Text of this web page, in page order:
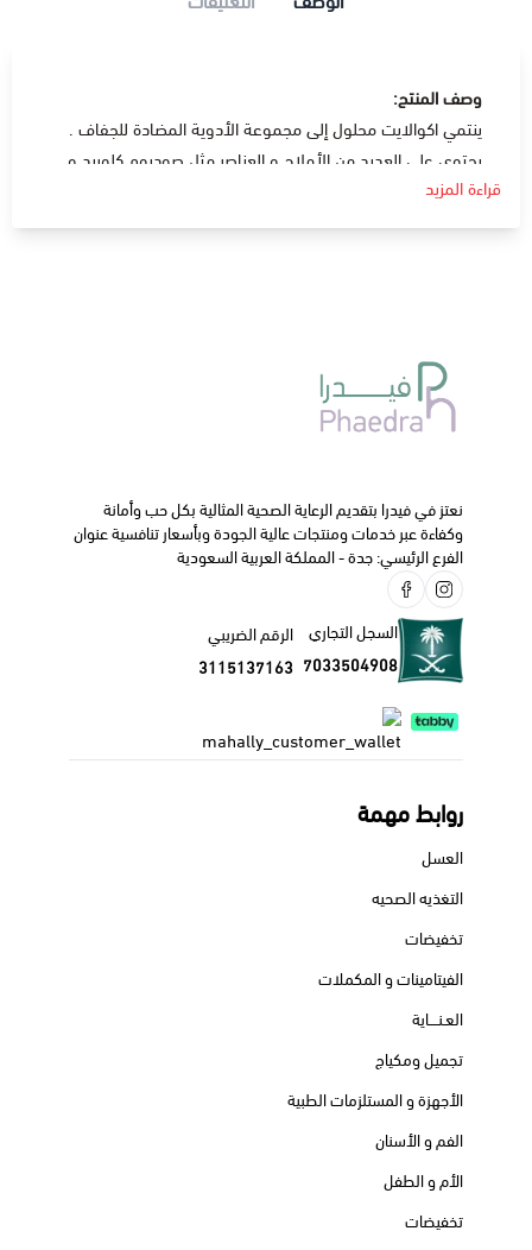
وصف المنتج:
ينتمي اكوالايت محلول إلى مجموعة الأدوية المضادة للجفاف .
يحتوى على العديد من الأملاح و العناصر مثل صوديوم كلوريد و
ديكستروز و سترات البوتاسيوم اللازمة لتعويض جسم الطفل عن
ما يفقده في حالات القيء و الإسهال.
يؤخذ كما بوصف الطبيب أو الصيدلي.
ننصحك دائما بالتواصل مع طبيبك الخاص أو الصيدلي قبل البدء
في استخدام هذا الدواء.
قراءة المزيد
نعتز في فيدرا بتقديم الرعاية الصحية المثالية بكل حب وأمانة
وكفاءة عبر خدمات ومنتجات عالية الجودة وبأسعار تنافسية عنوان
الفرع الرئيسي: جدة - المملكة العربية السعودية
السجل التجاري
7033504908
الرقم الضريبي
3115137163
روابط مهمة
العسل
التغذيه الصحيه
تخفيضات
الفيتامينات و المكملات
العـنــــاية
تجميل ومكياج
الأجهزة و المستلزمات الطبية
الفم و الأسنان
الأم و الطفل
تخفيضات